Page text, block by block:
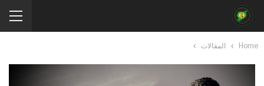
Home المقالات